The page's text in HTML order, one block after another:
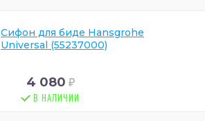
Сифон для биде Hansgrohe
Universal (55237000)
4 080
В НАЛИЧИИ